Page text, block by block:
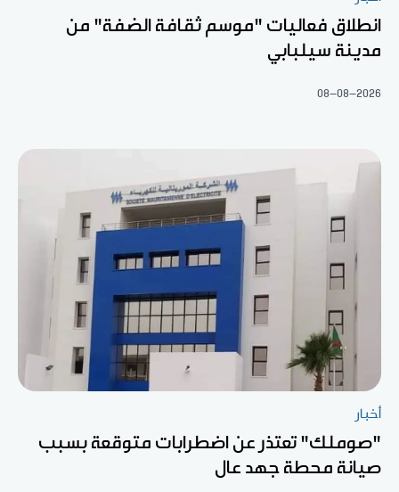
انطلاق فعاليات "موسم ثقافة الضفة" من
مدينة سيلبابي
08-08-2026
أخبار
"صوملك" تعتذر عن اضطرابات متوقعة بسبب
صيانة محطة جهد عال